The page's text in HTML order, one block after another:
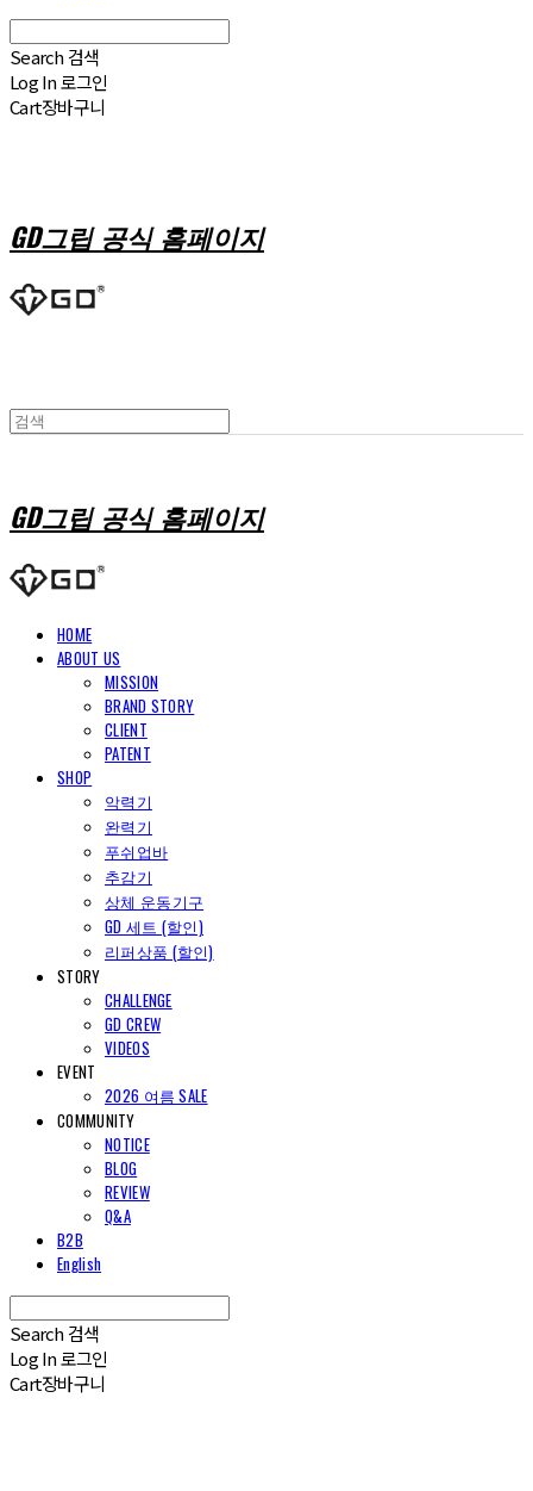
Search 검색
Log In로그인
Cart장바구니
GD그립 공식 홈페이지
GD그립 공식 홈페이지
HOME
ABOUT US
MISSION
BRAND STORY
CLIENT
PATENT
SHOP
악력기
완력기
푸쉬업바
추감기
상체 운동기구
GD 세트 (할인)
리퍼상품 (할인)
STORY
CHALLENGE
GD CREW
VIDEOS
EVENT
2026 여름 SALE
COMMUNITY
NOTICE
BLOG
REVIEW
Q&A
B2B
English
Search 검색
Log In로그인
Cart장바구니